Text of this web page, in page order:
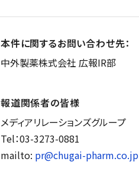
本件に関するお問い合わせ先：
中外製薬株式会社 広報IR部
報道関係者の皆様
メディアリレーションズグループ
Tel：03-3273-0881
mailto: pr@chugai-pharm.co.jp